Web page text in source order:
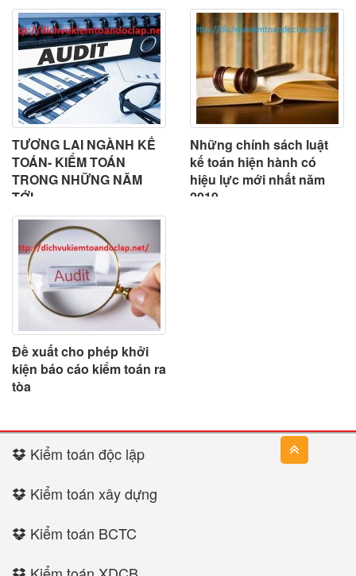
TƯƠNG LAI NGÀNH KẾ
TOÁN- KIỂM TOÁN
TRONG NHỮNG NĂM
TỚI
Những chính sách luật
kế toán hiện hành có
hiệu lực mới nhất năm
2019
Đề xuất cho phép khởi
kiện báo cáo kiểm toán ra
tòa
Kiểm toán độc lập
Kiểm toán xây dựng
Kiểm toán BCTC